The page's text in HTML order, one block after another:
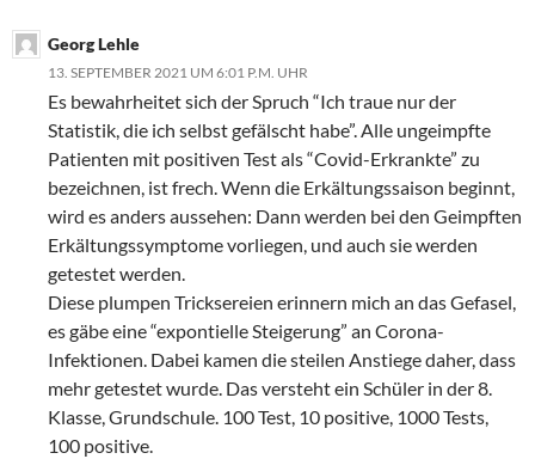
Georg Lehle
13. SEPTEMBER 2021 UM 6:01 P.M. UHR
Es bewahrheitet sich der Spruch “Ich traue nur der
Statistik, die ich selbst gefälscht habe”. Alle ungeimpfte
Patienten mit positiven Test als “Covid-Erkrankte” zu
bezeichnen, ist frech. Wenn die Erkältungssaison beginnt,
wird es anders aussehen: Dann werden bei den Geimpften
Erkältungssymptome vorliegen, und auch sie werden
getestet werden.
Diese plumpen Tricksereien erinnern mich an das Gefasel,
es gäbe eine “expontielle Steigerung” an Corona-
Infektionen. Dabei kamen die steilen Anstiege daher, dass
mehr getestet wurde. Das versteht ein Schüler in der 8.
Klasse, Grundschule. 100 Test, 10 positive, 1000 Tests,
100 positive.